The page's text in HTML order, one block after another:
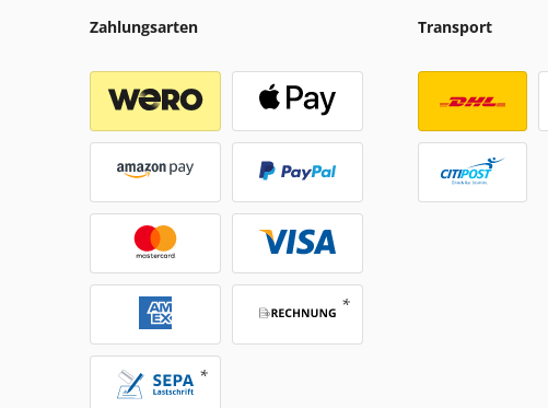
Zahlungsarten Transport